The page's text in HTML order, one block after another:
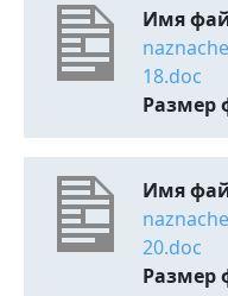
Имя
18.doc
Размер
Имя
20.doc
Размер